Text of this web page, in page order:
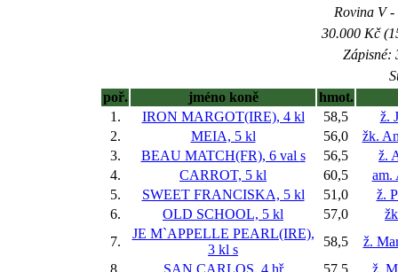
Rovina V
30.000 Kč
Zápisné:
poř.
jméno koně
hmot.
1.
IRON MARGOT(IRE), 4 kl 58,5
ž.
2.
MEIA, 5 kl 56,0
žk.
3.
BEAU MATCH(FR), 6 val s 56,5
ž.
4.
CARROT, 5 kl 60,5
am.
5.
SWEET FRANCISKA, 5 kl 51,0
ž.
6.
OLD SCHOOL, 5 kl 57,0
7.
JE M`APPELLE PEARL(IRE),
3 kl s
58,5
ž.
8.
SAN CARLOS, 4 hř 57,5
ž.